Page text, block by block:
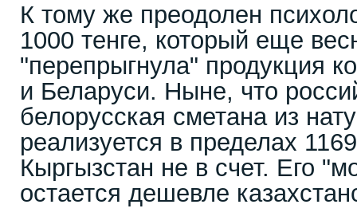
К тому же преодолен
1000 тенге, который еще
"перепрыгнула" продукция
и Беларуси. Ныне, что
белорусская сметана из
реализуется в пределах
Кыргызстан не в счет. Его
остается дешевле